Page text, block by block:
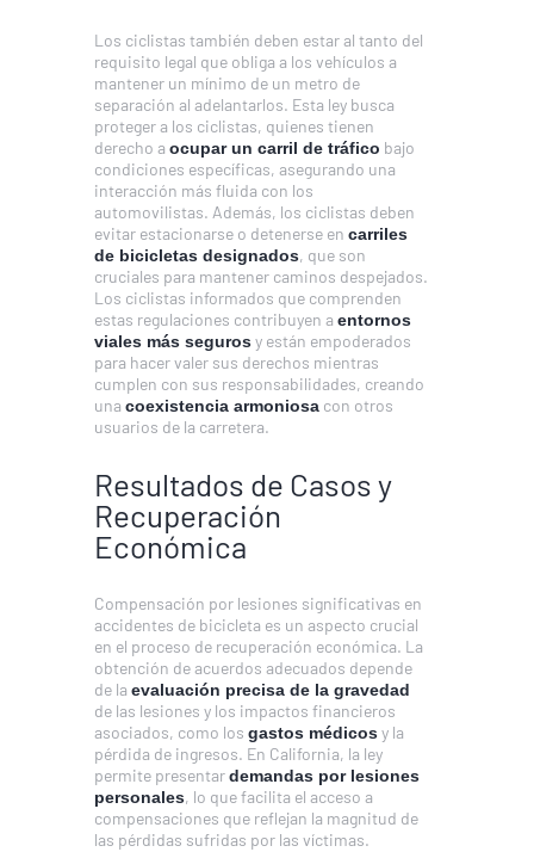
Los ciclistas también deben estar al tanto del
requisito legal que obliga a los vehículos a
mantener un mínimo de un metro de
separación al adelantarlos. Esta ley busca
proteger a los ciclistas, quienes tienen
derecho a ocupar un carril de tráfico bajo
condiciones específicas, asegurando una
interacción más fluida con los
automovilistas. Además, los ciclistas deben
evitar estacionarse o detenerse en carriles
de bicicletas designados, que son
cruciales para mantener caminos despejados.
Los ciclistas informados que comprenden
estas regulaciones contribuyen a entornos
viales más segurosy están empoderados
para hacer valer sus derechos mientras
cumplen con sus responsabilidades, creando
una coexistencia armoniosa con otros
usuarios de la carretera.
Resultados de Casos y
Recuperación
Económica
Compensación por lesiones significativas en
accidentes de bicicleta es un aspecto crucial
en el proceso de recuperación económica. La
obtención de acuerdos adecuados depende
de la evaluación precisa de la gravedad
de las lesiones y los impactos financieros
asociados, como los gastos médicosy la
pérdida de ingresos. En California, la ley
permite presentardemandas por lesiones
personales, lo que facilita el acceso a
compensaciones que reflejan la magnitud de
las pérdidas sufridas por las víctimas.